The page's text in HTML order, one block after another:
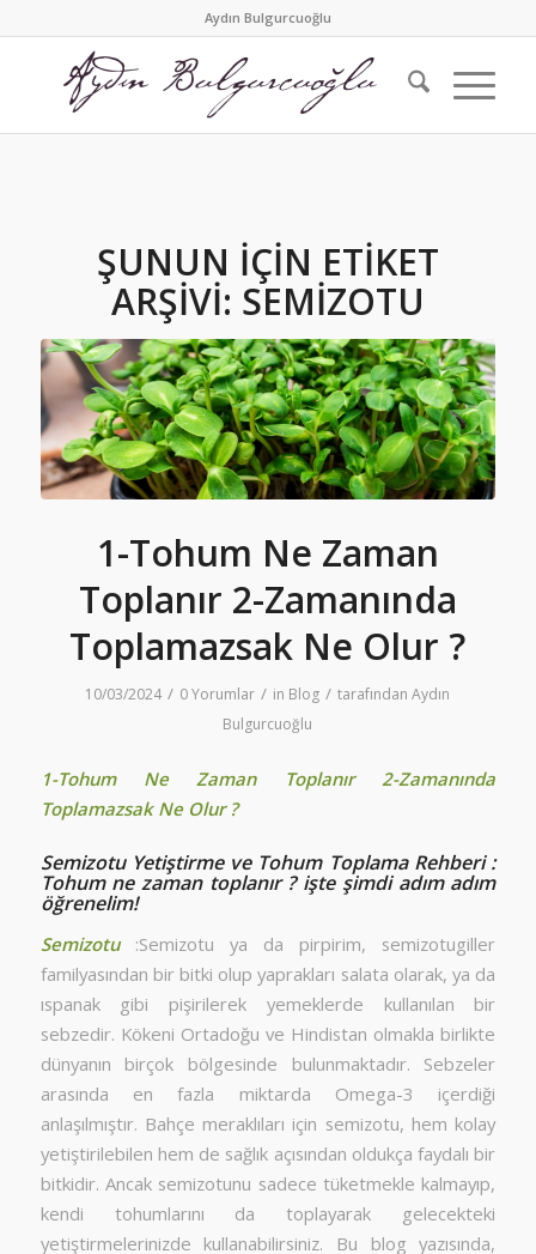
Aydın Bulgurcuoğlu
ŞUNUN IÇIN ETIKET
ARŞIVI: SEMIZOTU
1-Tohum Ne Zaman
Toplanır 2-Zamanında
Toplamazsak Ne Olur ?
10/03/2024 / 0 Yorumlar / in Blog / tarafındanAydın
Bulgurcuoğlu
1-Tohum Ne Zaman Toplanır 2-Zamanında
Toplamazsak Ne Olur ?
Semizotu Yetiştirme ve Tohum Toplama Rehberi :
Tohum ne zaman toplanır ? işte şimdi adım adım
öğrenelim!
Semizotu
:Semizotu ya da pirpirim, semizotugiller
familyasından bir bitki olup yaprakları salata olarak, ya da
ıspanak gibi pişirilerek yemeklerde kullanılan bir
sebzedir. Kökeni Ortadoğu ve Hindistan olmakla birlikte
dünyanın birçok bölgesinde bulunmaktadır. Sebzeler
arasında en fazla miktarda Omega-3 içerdiği
anlaşılmıştır. Bahçe meraklıları için semizotu, hem kolay
yetiştirilebilen hem de sağlık açısından oldukça faydalı bir
bitkidir. Ancak semizotunu sadece tüketmekle kalmayıp,
kendi tohumlarını da toplayarak gelecekteki
yetiştirmelerinizde kullanabilirsiniz. Bu blog yazısında,